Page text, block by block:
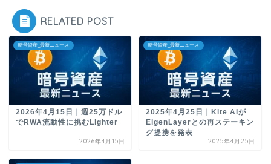
RELATED POST
暗号資産_最新ニュース
2026年4月15日｜週25万ドル
でRWA流動性に挑むLighter
2026年4月15日
暗号資産_最新ニュース
2025年4月25日｜Kite AIが
EigenLayerとの再ステーキン
グ提携を発表
2025年4月25日